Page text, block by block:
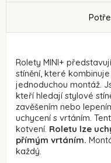
Rolety MINI+
stínění, které
jednoduchou montáž.
kteří hledají stylové
zavěšením nebo
uchycení s vrtáním.
kotvení. Roletu lze
přímým vrtáním.
každý.